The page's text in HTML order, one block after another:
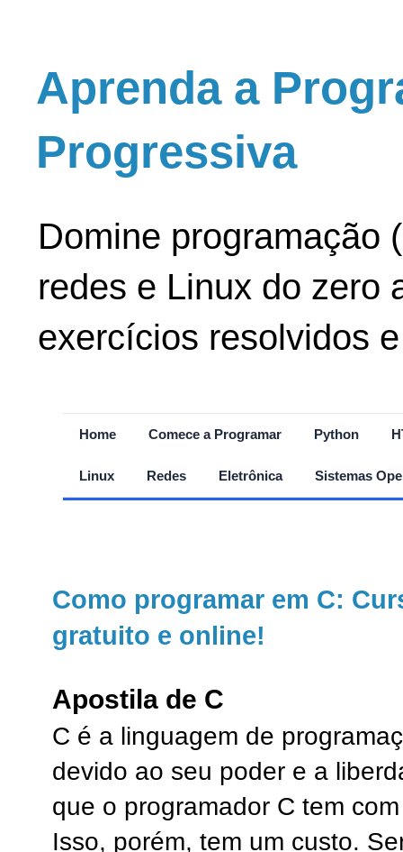
Aprenda a
Progressiva
Domine programação
redes e Linux do zero
exercícios resolvidos
Home Comece a Programar Python
Linux Redes Eletrônica Sistemas
Como programar em C:
gratuito e online!
Apostila de C
C é a linguagem de
devido ao seu poder e a
que o programador C tem
Isso, porém, tem um custo.